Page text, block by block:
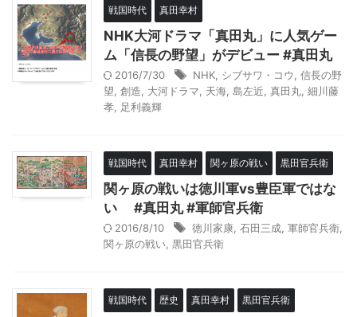
戦国時代 真田幸村
NHK大河ドラマ「真田丸」に人気ゲー
ム「信長の野望」がデビュー #真田丸
2016/7/30 NHK シブサワ・コウ
信長の野
望 創造 大河ドラマ 天海 島左近 真田丸 細川藤
孝
足利義輝
戦国時代 真田幸村 関ヶ原の戦い 黒田官兵衛
関ヶ原の戦いは徳川軍vs豊臣軍ではな
い #真田丸 #軍師官兵衛
2016/8/10 徳川家康 石田三成 軍師官兵衛
関ヶ原の戦い 黒田官兵衛
戦国時代 歴史 真田幸村 黒田官兵衛